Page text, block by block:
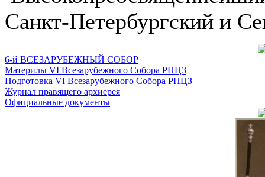
Санкт-Петербургский и
6-й ВСЕЗАРУБЕЖНЫЙ СОБОР
Материлы VI Всезарубежного Собора РПЦЗ
Подготовка VI Всезарубежного Собора РПЦЗ
Журнал правящего архиерея
Официальные документы